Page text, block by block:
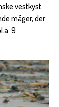
vestkyst.
måger, der
9